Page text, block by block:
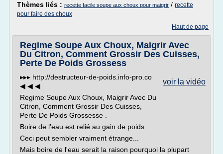
Thèmes liés : recette facile soupe aux choux pour maigrir / recette
pour faire des choux
Haut de page
Regime Soupe Aux Choux, Maigrir Avec
Du Citron, Comment Grossir Des Cuisses,
Perte De Poids Grossess
voir la vidéo
▸▸▸ http://destructeur-de-poids.info-pro.co
◀ ◀ ◀
Regime Soupe Aux Choux, Maigrir Avec Du
Citron, Comment Grossir Des Cuisses,
Perte De Poids Grossesse .
Boire de l’eau est relié au gain de poids
Ceci peut sembler vraiment étrange...
Mais boire de l'eau serait la raison pourquoi la plupart